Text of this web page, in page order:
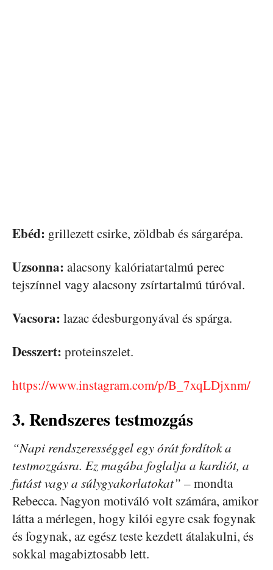
Ebéd: grillezett csirke, zöldbab és sárgarépa.
Uzsonna: alacsony kalóriatartalmú perec
tejszínnel vagy alacsony zsírtartalmú túróval.
Vacsora: lazac édesburgonyával és spárga.
Desszert: proteinszelet.
https://www.instagram.com/p/B_7xqLDjxnm/
3. Rendszeres testmozgás
“Napi rendszerességgel egy órát fordítok a
testmozgásra. Ez magába foglalja a kardiót, a
futást vagy a súlygyakorlatokat” – mondta
Rebecca. Nagyon motiváló volt számára, amikor
látta a mérlegen, hogy kilói egyre csak fogynak
és fogynak, az egész teste kezdett átalakulni, és
sokkal magabiztosabb lett.